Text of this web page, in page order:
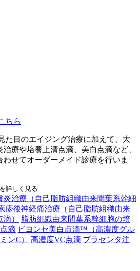
ちら
た目のエイジング治療に加えて、大
療や培養上清点滴、美白点滴など、
せてオーダーメイド診療を行いま
詳しく見る
炎治療（自己脂肪組織由来間葉系幹細
疹後神経痛治療（自己脂肪組織由来
）
脂肪組織由来間葉系幹細胞の培
滴 ビヨンセ美白点滴™（高濃度グル
ンC）
高濃度VC点滴 プラセンタ注